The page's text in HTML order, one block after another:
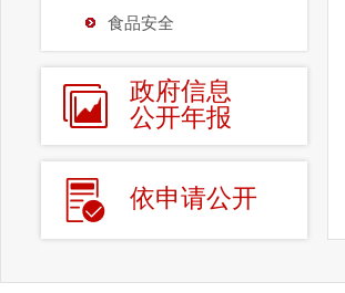
食品安全
政府信息
公开年报
依申请公开